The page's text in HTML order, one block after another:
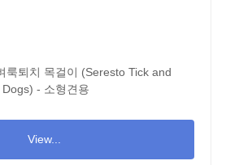
룩퇴치 목걸이 (Seresto Tick and
- 소형견용
View...